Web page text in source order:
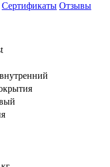
Сертификаты Отзывы